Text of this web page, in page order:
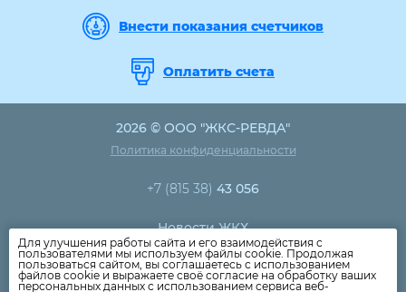
Внести показания счетчиков
Оплатить счета
2026 © ООО "ЖКС-РЕВДА"
Политика конфиденциальности
+7 (815 38) 43 056
Новости ЖКХ
Новости компании
Как оплатить
Для улучшения работы сайта и его взаимодействия с
пользователями мы используем файлы cookie. Продолжая
пользоваться сайтом, вы соглашаетесь с использованием
файлов cookie и выражаете своё согласие на обработку ваших
персональных данных с использованием сервиса веб-